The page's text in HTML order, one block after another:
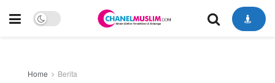
Home Berita